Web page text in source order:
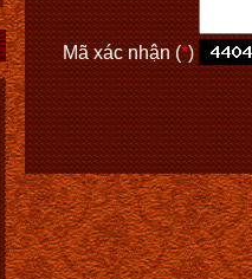
Mã xác nhận (*)